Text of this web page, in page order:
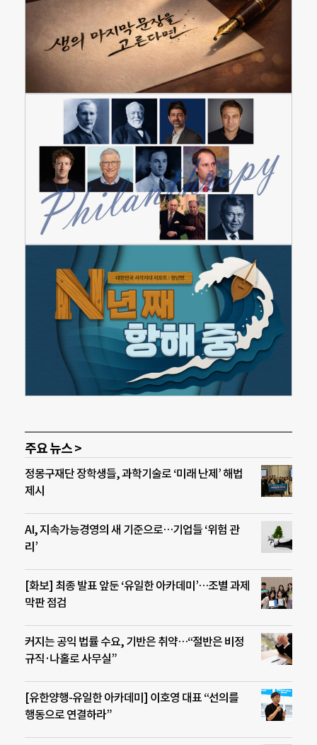
주요 뉴스 >
정몽구재단 장학생들, 과학기술로 ‘미래 난제’ 해법
제시
AI, 지속가능경영의 새 기준으로…기업들 ‘위험 관
리’
[화보] 최종 발표 앞둔 ‘유일한 아카데미’…조별 과제
막판 점검
커지는 공익 법률 수요, 기반은 취약…“절반은 비정
규직·나홀로 사무실”
[유한양행-유일한 아카데미] 이호영 대표 “선의를
행동으로 연결하라”